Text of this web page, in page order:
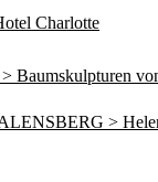
Charlotte
Baumskulpturen
>